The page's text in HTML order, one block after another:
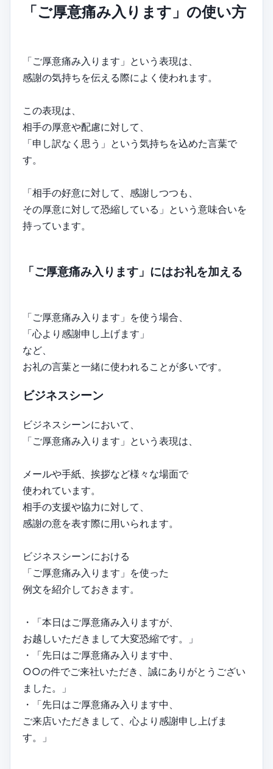
「ご厚意痛み入ります」の使い方
「ご厚意痛み入ります」という表現は、
感謝の気持ちを伝える際によく使われます。
この表現は、
相手の厚意や配慮に対して、
「申し訳なく思う」という気持ちを込めた言葉で
す。
「相手の好意に対して、感謝しつつも、
その厚意に対して恐縮している」という意味合いを
持っています。
「ご厚意痛み入ります」にはお礼を加える
「ご厚意痛み入ります」を使う場合、
「心より感謝申し上げます」
など、
お礼の言葉と一緒に使われることが多いです。
ビジネスシーン
ビジネスシーンにおいて、
「ご厚意痛み入ります」という表現は、
メールや手紙、挨拶など様々な場面で
使われています。
相手の支援や協力に対して、
感謝の意を表す際に用いられます。
ビジネスシーンにおける
「ご厚意痛み入ります」を使った
例文を紹介しておきます。
・「本日はご厚意痛み入りますが、
お越しいただきまして大変恐縮です。」
・「先日はご厚意痛み入ります中、
○○の件でご来社いただき、誠にありがとうござい
ました。」
・「先日はご厚意痛み入ります中、
ご来店いただきまして、心より感謝申し上げま
す。」